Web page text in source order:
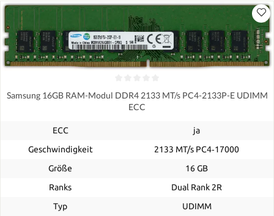
Samsung 16GB RAM-Modul DDR4 2133 MT/s PC4-2133P-E UDIMM
ECC
ECC
ja
Geschwindigkeit
2133 MT/s PC4‑17000
Größe
16 GB
Ranks
Dual Rank 2R
Typ
UDIMM